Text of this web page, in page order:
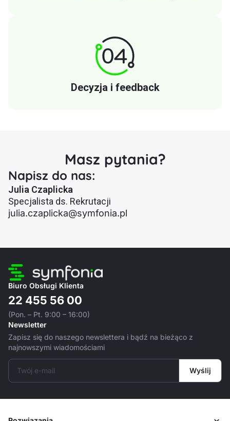
Decyzja i feedback
Masz pytania?
Napisz do nas:
Julia Czaplicka
Specjalista ds. Rekrutacji
julia.czaplicka@symfonia.pl
Biuro Obsługi Klienta
22 455 56 00
(Pon. – Pt. 9:00 – 16:00)
Newsletter
Zapisz się do naszego newslettera i bądź na bieżąco z
najnowszymi wiadomościami
Twój e-mail Wyślij